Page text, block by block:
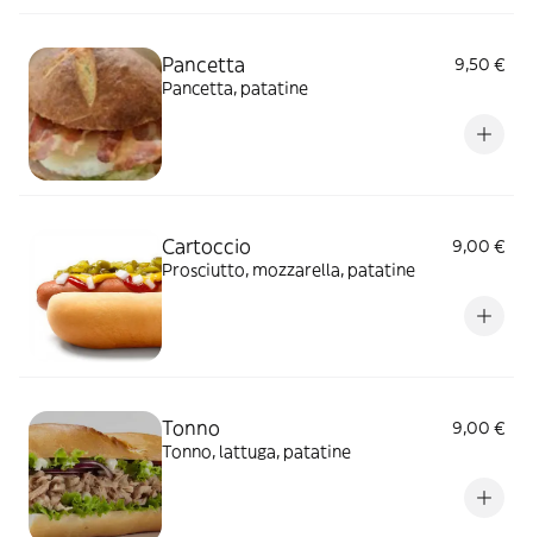
Pancetta
9,50 €
Pancetta, patatine
Cartoccio
9,00 €
Prosciutto, mozzarella, patatine
Tonno
9,00 €
Tonno, lattuga, patatine